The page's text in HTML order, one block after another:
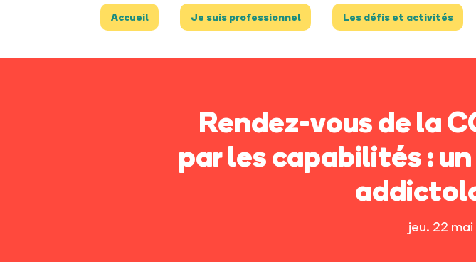
Accueil Je suis professionnel Les défis et activités
Rendez-vous de la
par les capabilités :
jeu. 22 mai